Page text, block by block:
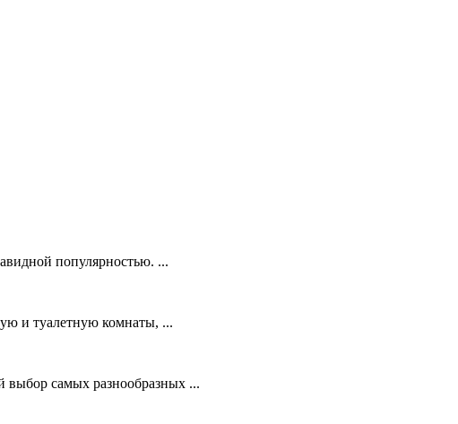
популярностью. ...
и туалетную комнаты, ...
выбор самых разнообразных ...